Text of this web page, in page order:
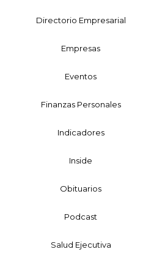
Directorio Empresarial
Empresas
Eventos
Finanzas Personales
Indicadores
Inside
Obituarios
Podcast
Salud Ejecutiva